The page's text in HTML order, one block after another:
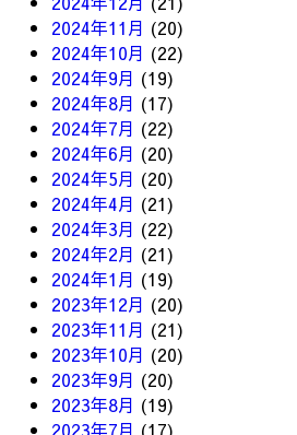
2024年11月 (20)
2024年10月 (22)
2024年9月 (19)
2024年8月 (17)
2024年7月 (22)
2024年6月 (20)
2024年5月 (20)
2024年4月 (21)
2024年3月 (22)
2024年2月 (21)
2024年1月 (19)
2023年12月 (20)
2023年11月 (21)
2023年10月 (20)
2023年9月 (20)
2023年8月 (19)
2023年7月 (17)